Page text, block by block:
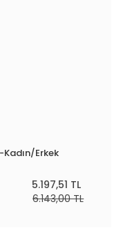
Kadın/Erkek
5.197,51 TL
6.143,00 TL